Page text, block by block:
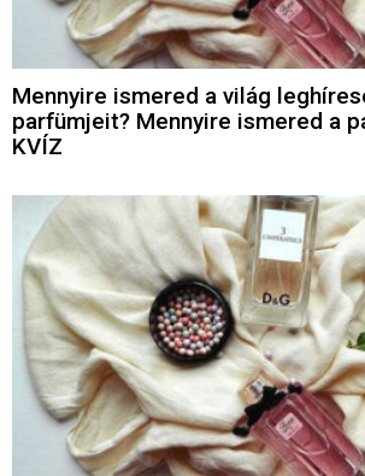
Mennyire ismered a világ
parfümjeit? Mennyire ismered a
KVÍZ